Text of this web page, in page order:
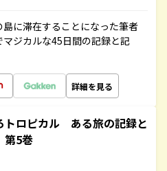
に滞在することになった筆者
ジカルな45日間の記録と記
詳細を見る
トロピカル ある旅の記録と
5巻